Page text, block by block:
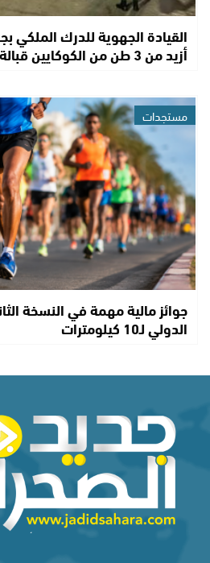
القيادة الجهوية للدرك الملكي
أزيد من 3 طن من الكوكايين قبالة…
مستجدات
جوائز مالية مهمة في النسخة
الدولي لـ10 كيلومترات